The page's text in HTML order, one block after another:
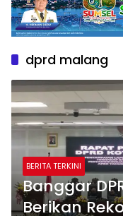
dprd malang
BERITA TERKINI
Banggar
Berikan